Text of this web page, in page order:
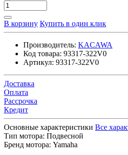
В корзину Купить в один клик
Производитель: KACAWA
Код товара: 93317-322V0
Артикул: 93317-322V0
Доставка
Оплата
Рассрочка
Кредит
Основные характеристики Все
Тип мотора: Подвесной
Бренд мотора: Yamaha